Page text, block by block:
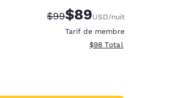
Tarif barré :
$99Tarif réduit :
$89USD/nuit
Tarif de membre
Afficher les détails totaux
$98 Total